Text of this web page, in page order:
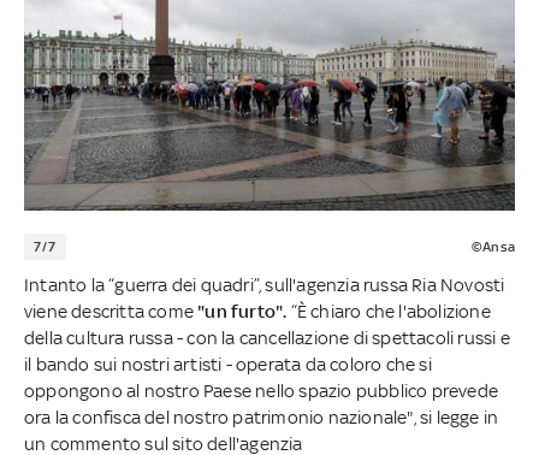
7/7 ©Ansa
Intanto la “guerra dei quadri”, sull'agenzia russa Ria Novosti
viene descritta come "un furto". “È chiaro che l'abolizione
della cultura russa - con la cancellazione di spettacoli russi e
il bando sui nostri artisti - operata da coloro che si
oppongono al nostro Paese nello spazio pubblico prevede
ora la confisca del nostro patrimonio nazionale", si legge in
un commento sul sito dell'agenzia